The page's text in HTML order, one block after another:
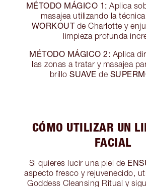
MÉTODO MÁGICO 1: Aplica
masajea utilizando la técnica
WORKOUTde Charlotte y
limpieza profunda
MÉTODO MÁGICO 2: Aplica
las zonas a tratar y masajea
brillo SUAVE de
CÓMO UTILIZAR UN
FACIAL
Si quieres lucir una piel de
aspecto fresco y rejuvenecido,
Goddess Cleansing Ritual y